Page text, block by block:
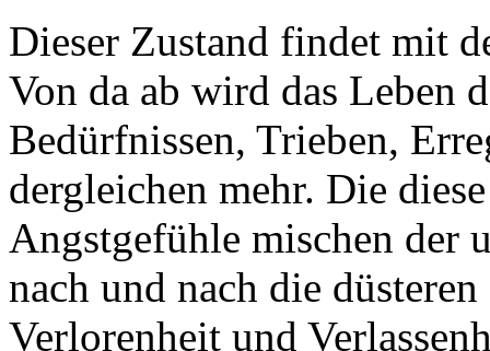
Dieser Zustand findet mit
Von da ab wird das Leben
Bedürfnissen, Trieben,
dergleichen mehr. Die
Angstgefühle mischen der
nach und nach die
Verlorenheit und